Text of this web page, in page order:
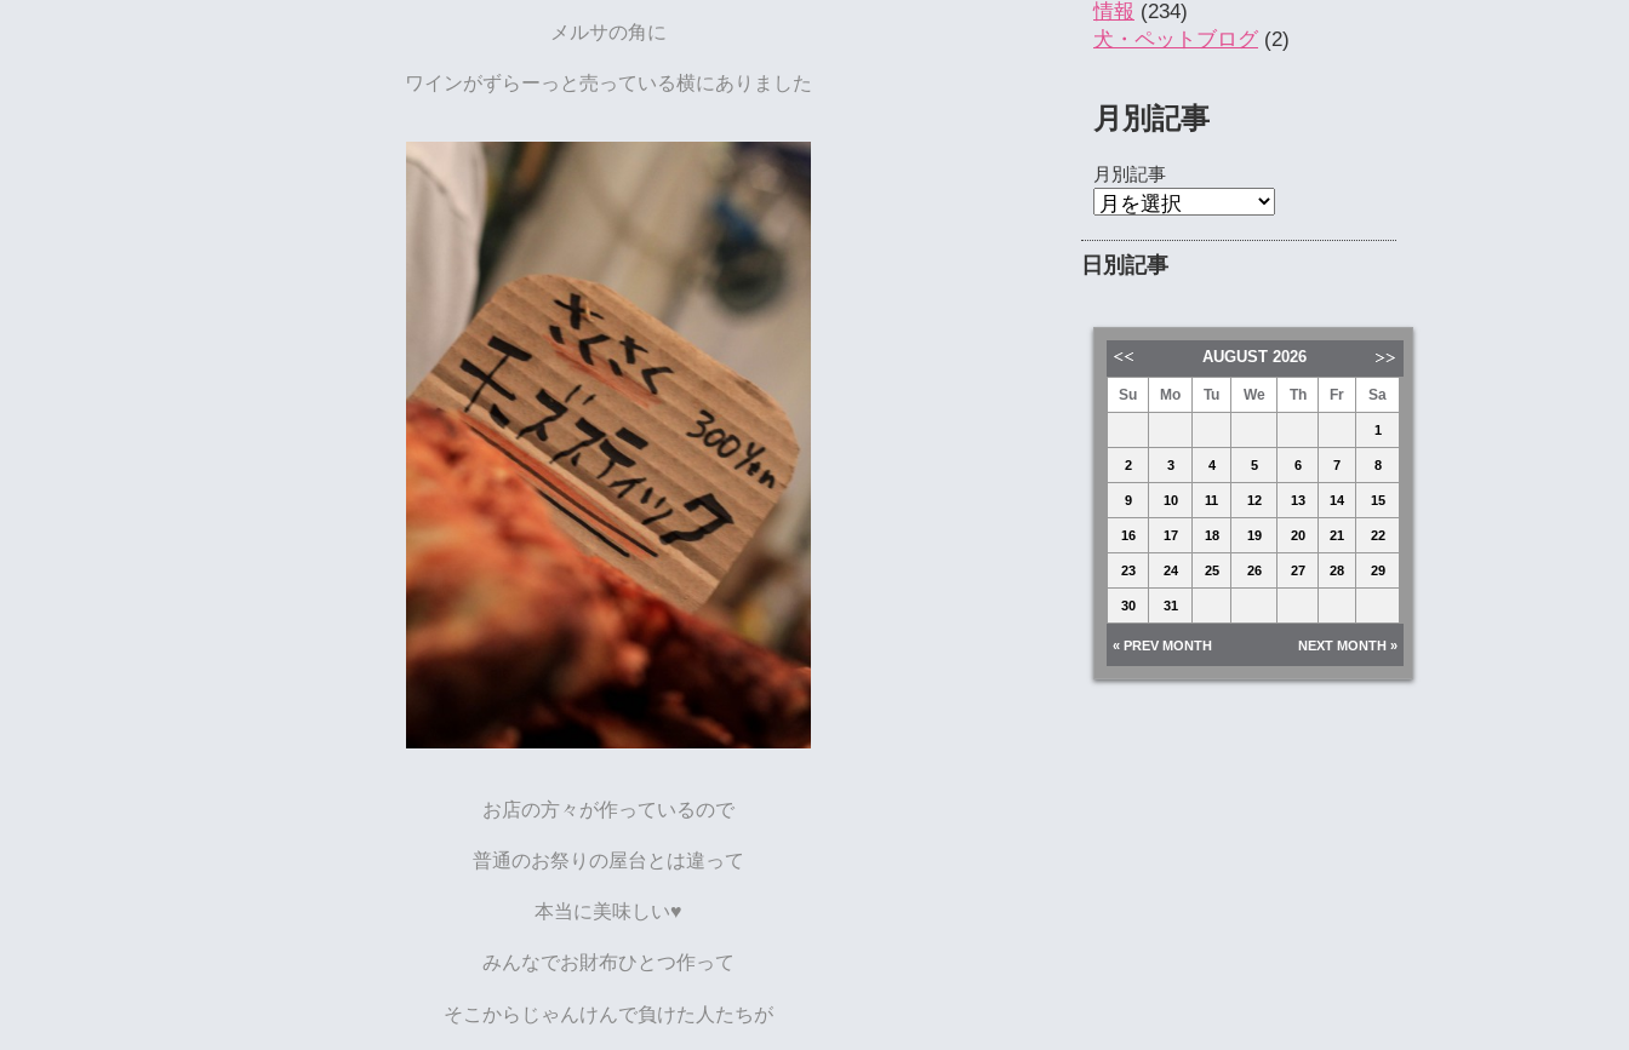
メルサの角に
ワインがずらーっと売っている横にありました
お店の方々が作っているので
普通のお祭りの屋台とは違って
本当に美味しい♥
みんなでお財布ひとつ作って
そこからじゃんけんで負けた人たちが
情報 (234)
犬・ペットブログ (2)
月別記事
月別記事
日別記事
AUGUST 2026
Su Mo Tu We Th Fr Sa
1
2 3 4 5 6 7 8
9 10 11 12 13 14 15
16 17 18 19 20 21 22
23 24 25 26 27 28 29
30 31
« PREV MONTH NEXT MONTH »